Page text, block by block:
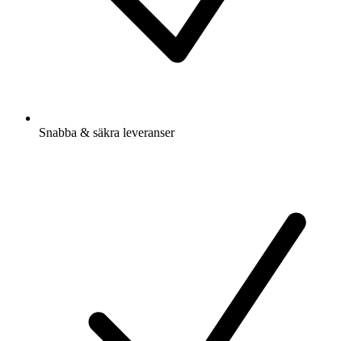
Snabba & säkra leveranser